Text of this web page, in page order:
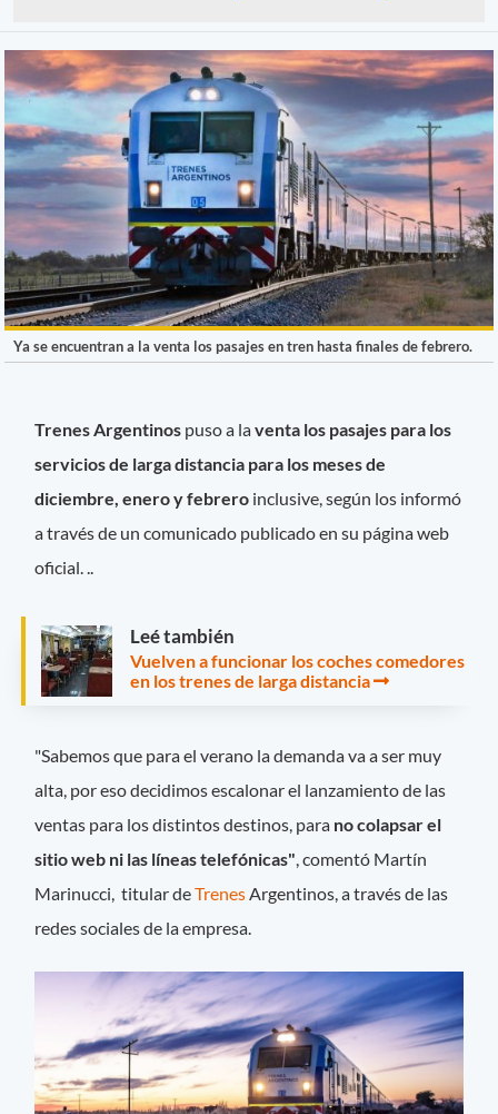
Ya se encuentran a la venta los pasajes en tren hasta finales de febrero.
Trenes Argentinos puso a laventa los pasajes para los
servicios de larga distancia para los meses de
diciembre, enero y febrero inclusive, según los informó
a través de un comunicado publicado en su página web
oficial. ..
Leé también
Vuelven a funcionar los coches comedores
en los trenes de larga distancia
"Sabemos que para el verano la demanda va a ser muy
alta, por eso decidimos escalonar el lanzamiento de las
ventas para los distintos destinos, para no colapsar el
sitio web ni las líneas telefónicas", comentó Martín
Marinucci, titular deTrenesArgentinos, a través de las
redes sociales de la empresa.